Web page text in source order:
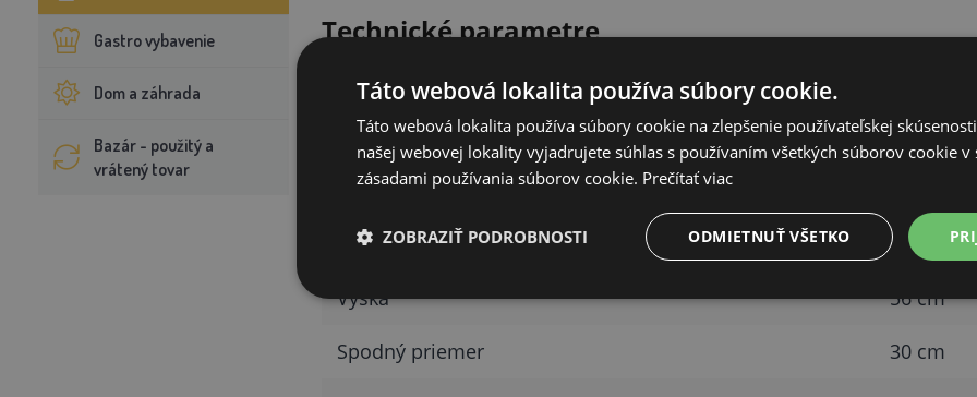
Gastro vybavenie
Dom a záhrada
Bazár - použitý a
vrátený tovar
Technické parametre
Parameter
Objem 30 l
Materiál
Hmotnosť 4,2 kg
Výška 56 cm
Spodný priemer 30 cm
Táto webová lokalita používa súbory cookie.
Táto webová lokalita používa súbory cookie na zlepšenie používateľskej
našej webovej lokality vyjadrujete súhlas s používaním všetkých súborov cookie v
zásadami používania súborov cookie. Prečítať viac
ODMIETNUŤ VŠETKO
ZOBRAZIŤ PODROBNOSTI